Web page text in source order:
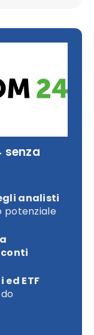
senza
analisti
potenziale
conti
ETF